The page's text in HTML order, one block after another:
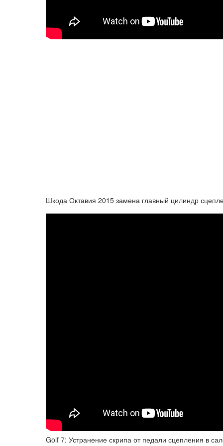
Шкода Октавия 2015 замена главный цилиндр
Golf 7: Устранение скрипа от педали сцепления в